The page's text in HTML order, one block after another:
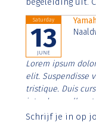
Saturday
13
JUNE
Lorem ipsum
elit. Suspendisse
tristique. Duis
interdum nulla,
Aenean faucibus
Schrijf je in op